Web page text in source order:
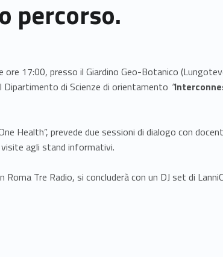
percorso.
ore 17:00, presso il Giardino Geo-Botanico
di Scienze di orientamento “
Health”, prevede due sessioni di dialogo con
agli stand informativi.
Roma Tre Radio, si concluderà con un DJ set di